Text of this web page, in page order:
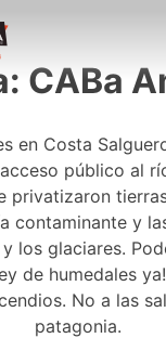
CABa
en Costa
público al
privatizaron
contaminante y
los glaciares.
de humedales
No a las
patagonia.